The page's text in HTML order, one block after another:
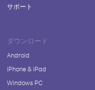
サポート
ダウンロード
Android
iPhone & iPad
Windows PC